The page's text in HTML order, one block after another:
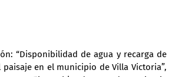
“Disponibilidad de agua y recarga de
en el municipio de Villa Victoria”,